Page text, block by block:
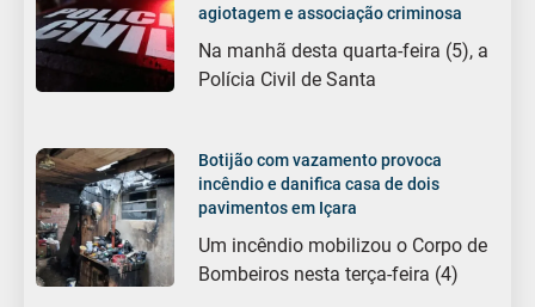
agiotagem e associação criminosa
Na manhã desta quarta-feira (5), a
Polícia Civil de Santa
Botijão com vazamento provoca
incêndio e danifica casa de dois
pavimentos em Içara
Um incêndio mobilizou o Corpo de
Bombeiros nesta terça-feira (4)